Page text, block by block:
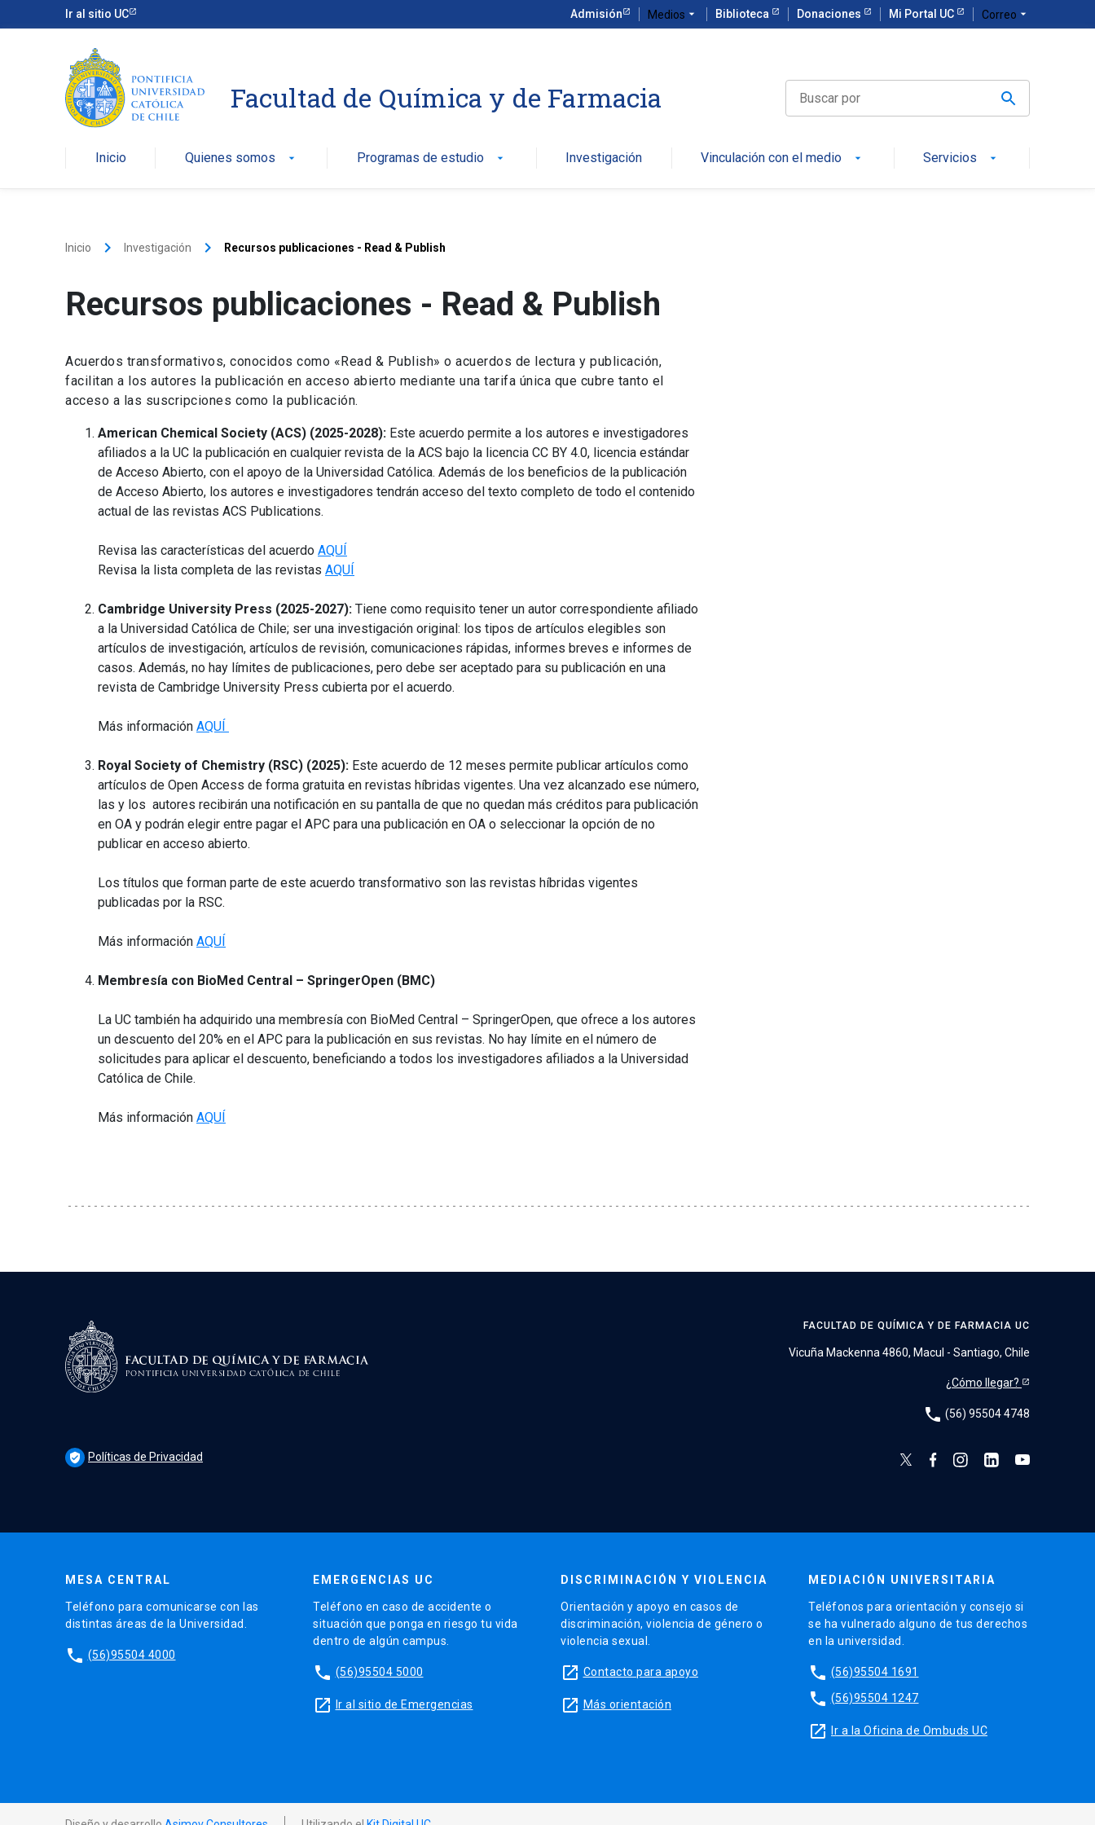
Ir al sitio UC Admisión Medios arrow_drop_down Biblioteca Donaciones Mi Portal UC Correo arrow_drop_down
Facultad de Química y de Farmacia
Inicio Quienes somos arrow_drop_down Programas de estudio arrow_drop_down Investigación Vinculación con el medio arrow_drop_down Servicios arrow_drop_down
Inicio keyboard_arrow_right Investigación keyboard_arrow_right Recursos publicaciones - Read & Publish
Recursos publicaciones - Read & Publish
Acuerdos transformativos, conocidos como «Read & Publish» o acuerdos de lectura y publicación,
facilitan a los autores la publicación en acceso abierto mediante una tarifa única que cubre tanto el
acceso a las suscripciones como la publicación.
American Chemical Society (ACS) (2025-2028): Este acuerdo permite a los autores e investigadores
afiliados a la UC la publicación en cualquier revista de la ACS bajo la licencia CC BY 4.0, licencia estándar
de Acceso Abierto, con el apoyo de la Universidad Católica. Además de los beneficios de la publicación
de Acceso Abierto, los autores e investigadores tendrán acceso del texto completo de todo el contenido
actual de las revistas ACS Publications.
Revisa las características del acuerdo AQUÍ
Revisa la lista completa de las revistas AQUÍ
Cambridge University Press (2025-2027): Tiene como requisito tener un autor correspondiente afiliado
a la Universidad Católica de Chile; ser una investigación original: los tipos de artículos elegibles son
artículos de investigación, artículos de revisión, comunicaciones rápidas, informes breves e informes de
casos. Además, no hay límites de publicaciones, pero debe ser aceptado para su publicación en una
revista de Cambridge University Press cubierta por el acuerdo.
Más información AQUÍ
Royal Society of Chemistry (RSC) (2025): Este acuerdo de 12 meses permite publicar artículos como
artículos de Open Access de forma gratuita en revistas híbridas vigentes. Una vez alcanzado ese número,
las y los autores recibirán una notificación en su pantalla de que no quedan más créditos para publicación
en OA y podrán elegir entre pagar el APC para una publicación en OA o seleccionar la opción de no
publicar en acceso abierto.
Los títulos que forman parte de este acuerdo transformativo son las revistas híbridas vigentes
publicadas por la RSC.
Más información AQUÍ
Membresía con BioMed Central – SpringerOpen (BMC)
La UC también ha adquirido una membresía con BioMed Central – SpringerOpen, que ofrece a los autores
un descuento del 20% en el APC para la publicación en sus revistas. No hay límite en el número de
solicitudes para aplicar el descuento, beneficiando a todos los investigadores afiliados a la Universidad
Católica de Chile.
Más información AQUÍ
verified_user Políticas de Privacidad
FACULTAD DE QUÍMICA Y DE FARMACIA UC
Vicuña Mackenna 4860, Macul - Santiago, Chile
¿Cómo llegar?
phone (56) 95504 4748
MESA CENTRAL
Teléfono para comunicarse con las
distintas áreas de la Universidad.
phone (56)95504 4000
EMERGENCIAS UC
Teléfono en caso de accidente o
situación que ponga en riesgo tu vida
dentro de algún campus.
phone (56)95504 5000
launch Ir al sitio de Emergencias
DISCRIMINACIÓN Y VIOLENCIA
Orientación y apoyo en casos de
discriminación, violencia de género o
violencia sexual.
launch Contacto para apoyo
launch Más orientación
MEDIACIÓN UNIVERSITARIA
Teléfonos para orientación y consejo si
se ha vulnerado alguno de tus derechos
en la universidad.
phone (56)95504 1691
phone (56)95504 1247
launch Ir a la Oficina de Ombuds UC